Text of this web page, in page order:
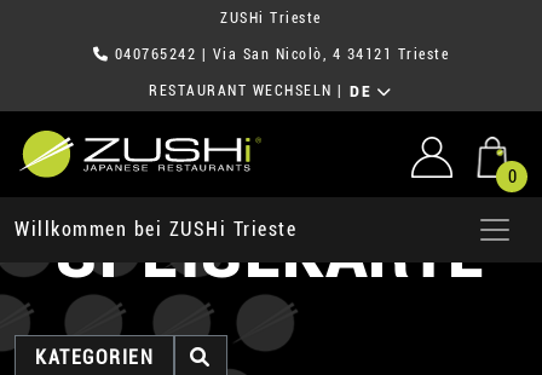
ZUSHi Trieste
040765242 | Via San Nicolò, 4 34121 Trieste
RESTAURANT WECHSELN DE
0
Willkommen bei ZUSHi Trieste
SPEISEKARTE
KATEGORIEN